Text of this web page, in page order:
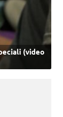
(video